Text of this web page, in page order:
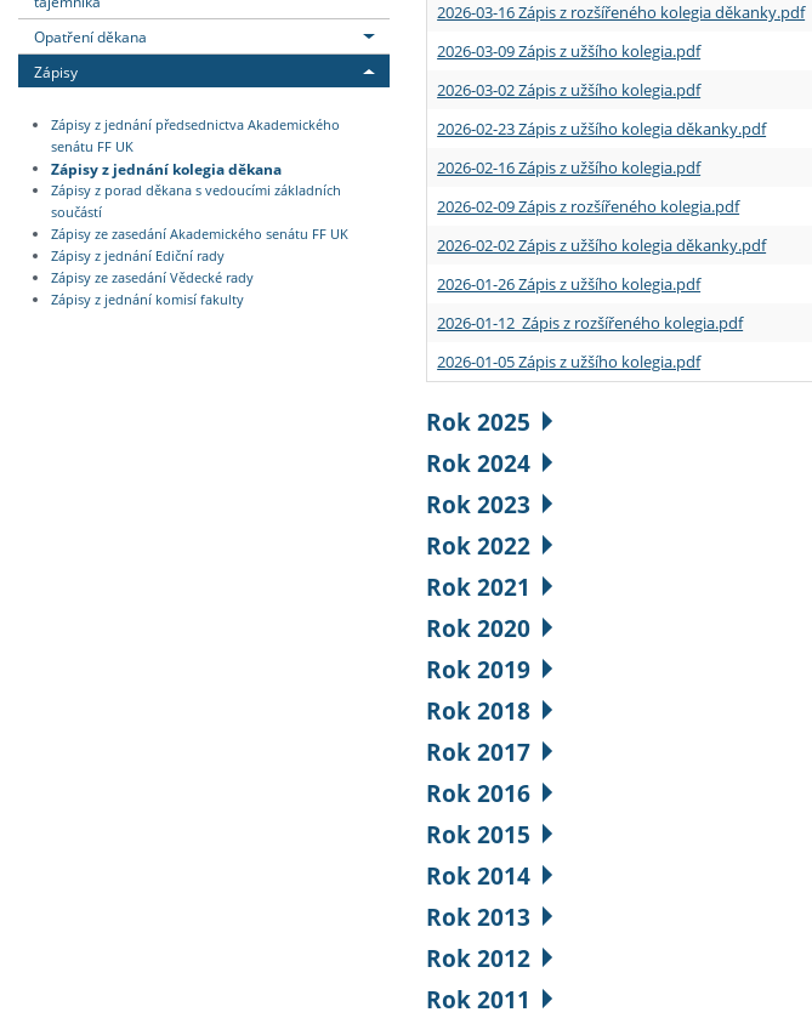
Opatření děkana
Zápisy
Zápisy z jednání předsednictva Akademického
senátu FF UK
Zápisy z jednání kolegia děkana
Zápisy z porad děkana s vedoucími základních
součástí
Zápisy ze zasedání Akademického senátu FF UK
Zápisy z jednání Ediční rady
Zápisy ze zasedání Vědecké rady
Zápisy z jednání komisí fakulty
2026-03-16 Zápis z rozšířeného kolegia děkanky.pdf
2026-03-09 Zápis z užšího kolegia.pdf
2026-03-02 Zápis z užšího kolegia.pdf
2026-02-23 Zápis z užšího kolegia děkanky.pdf
2026-02-16 Zápis z užšího kolegia.pdf
2026-02-09 Zápis z rozšířeného kolegia.pdf
2026-02-02 Zápis z užšího kolegia děkanky.pdf
2026-01-26 Zápis z užšího kolegia.pdf
2026-01-12 Zápis z rozšířeného kolegia.pdf
2026-01-05 Zápis z užšího kolegia.pdf
Rok 2025
Rok 2024
Rok 2023
Rok 2022
Rok 2021
Rok 2020
Rok 2019
Rok 2018
Rok 2017
Rok 2016
Rok 2015
Rok 2014
Rok 2013
Rok 2012
Rok 2011